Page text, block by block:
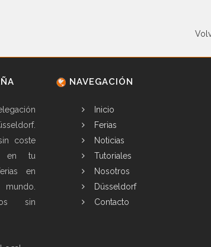
coste
en tu
en
sin
NAVEGACIÓN
Inicio
Ferias
Noticias
Tutoriales
Nosotros
Düsseldorf
Contacto